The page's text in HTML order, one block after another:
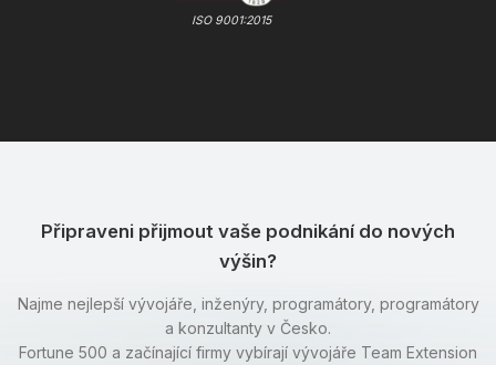
ISO 9001:2015
Připraveni přijmout vaše podnikání do nových
výšin?
Najme nejlepší vývojáře, inženýry, programátory, programátory
a konzultanty v Česko.
Fortune 500 a začínající firmy vybírají vývojáře Team Extension